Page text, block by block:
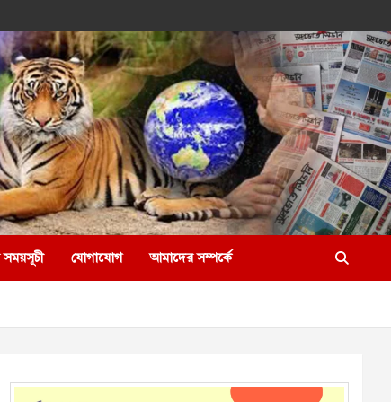
সময়সূচী যোগাযোগ আমাদের সম্পর্কে